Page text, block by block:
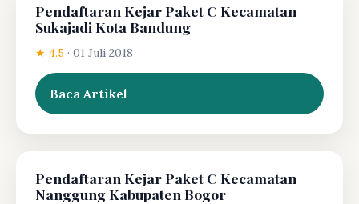
Pendaftaran Kejar Paket C Kecamatan
Sukajadi Kota Bandung
★ 4.5 · 01 Juli 2018
Baca Artikel
Pendaftaran Kejar Paket C Kecamatan
Nanggung Kabupaten Bogor